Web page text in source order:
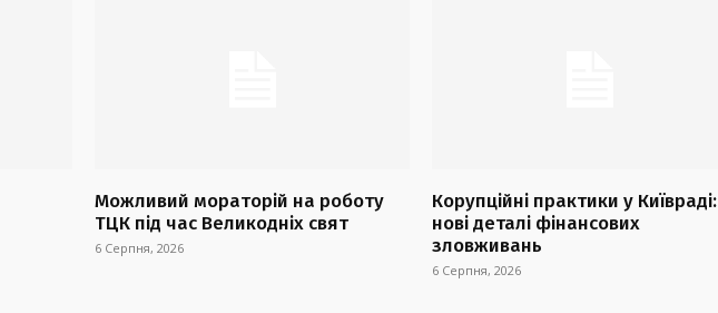
Можливий мораторій на роботу
ТЦК під час Великодніх свят
6 Серпня, 2026
Корупційні практики у Київраді:
нові деталі фінансових
зловживань
6 Серпня, 2026